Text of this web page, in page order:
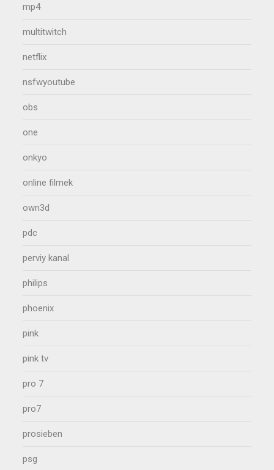
mp4
multitwitch
netflix
nsfwyoutube
obs
one
onkyo
online filmek
own3d
pdc
perviy kanal
philips
phoenix
pink
pink tv
pro 7
pro7
prosieben
psg